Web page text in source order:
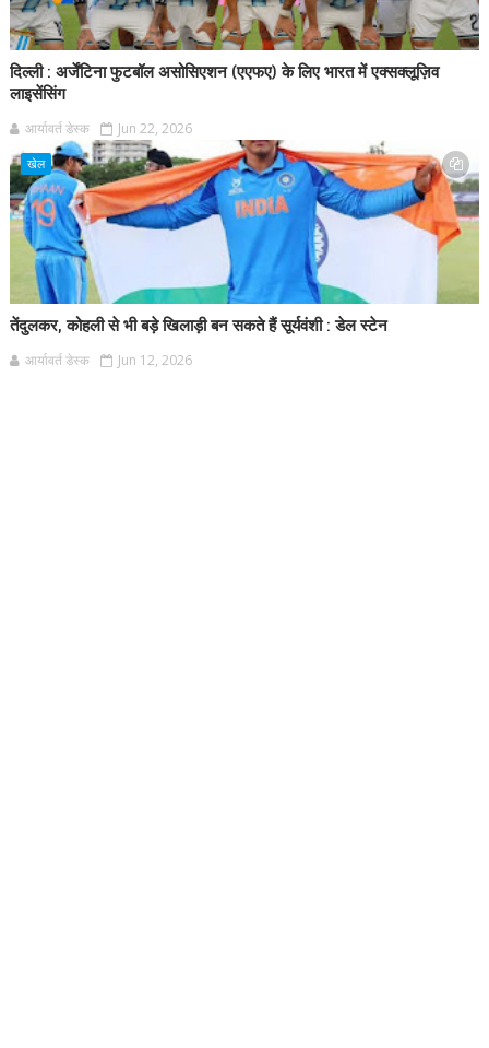
दिल्ली : अर्जेंटिना फुटबॉल असोसिएशन (एएफए) के लिए भारत में एक्सक्लूज़िव
लाइसेंसिंग
आर्यावर्त डेस्क Jun 22, 2026
खेल
तेंदुलकर, कोहली से भी बड़े खिलाड़ी बन सकते हैं सूर्यवंशी : डेल स्टेन
आर्यावर्त डेस्क Jun 12, 2026